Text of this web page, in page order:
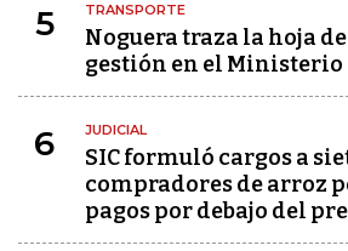
5 TRANSPORTE
Noguera traza la hoja
gestión en el Ministerio
6 JUDICIAL
SIC formuló cargos a
compradores de arroz
pagos por debajo del